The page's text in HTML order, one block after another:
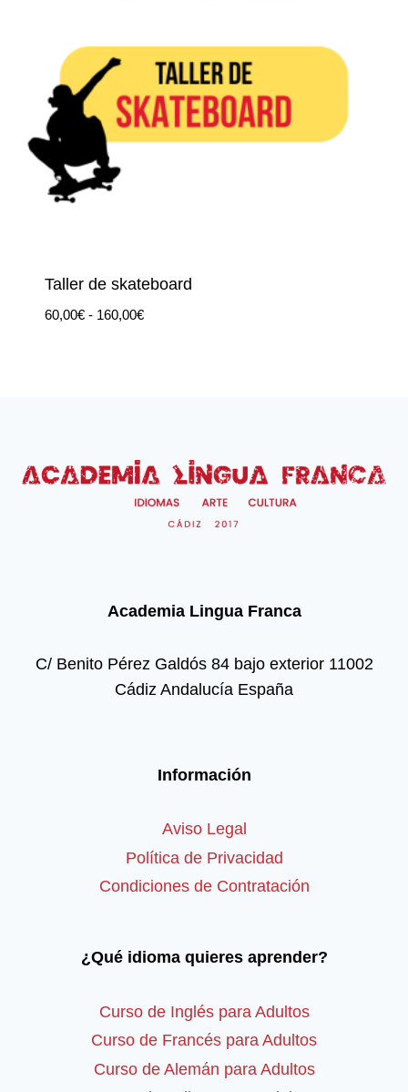
Taller de skateboard
60,00€ - 160,00€Rango
Academia Lingua Franca
C/ Benito Pérez Galdós 84 bajo exterior 11002
Cádiz Andalucía España
Información
Aviso Legal
Política de Privacidad
Condiciones de Contratación
¿Qué idioma quieres aprender?
Curso de Inglés para Adultos
Curso de Francés para Adultos
Curso de Alemán para Adultos